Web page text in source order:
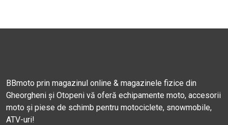
BBmoto prin magazinul online & magazinele fizice din
Gheorgheni și Otopeni vă oferă echipamente moto, accesorii
moto și piese de schimb pentru motociclete, snowmobile,
ATV-uri!